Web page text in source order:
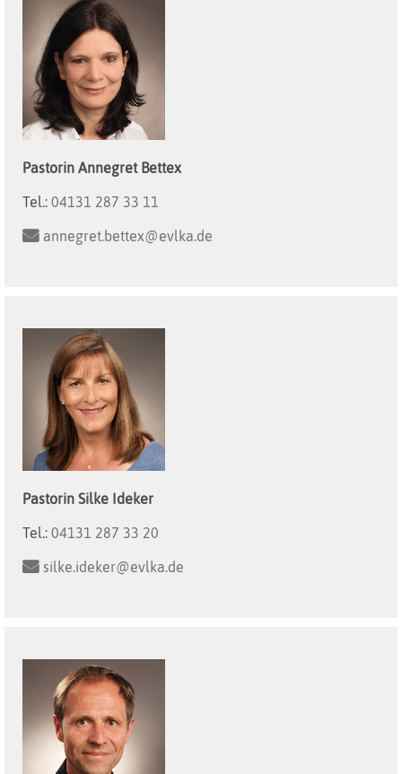
Pastorin Annegret Bettex
Tel.: 04131 287 33 11
annegret.bettex@evlka.de
Pastorin Silke Ideker
Tel.: 04131 287 33 20
silke.ideker@evlka.de